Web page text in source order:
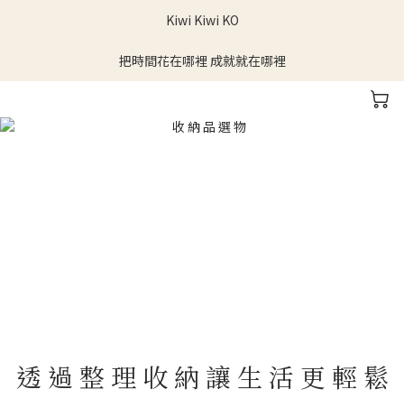
Kiwi Kiwi KO
把時間花在哪裡 成就就在哪裡
透 過 整 理 收 納 讓 生 活 更 輕 鬆